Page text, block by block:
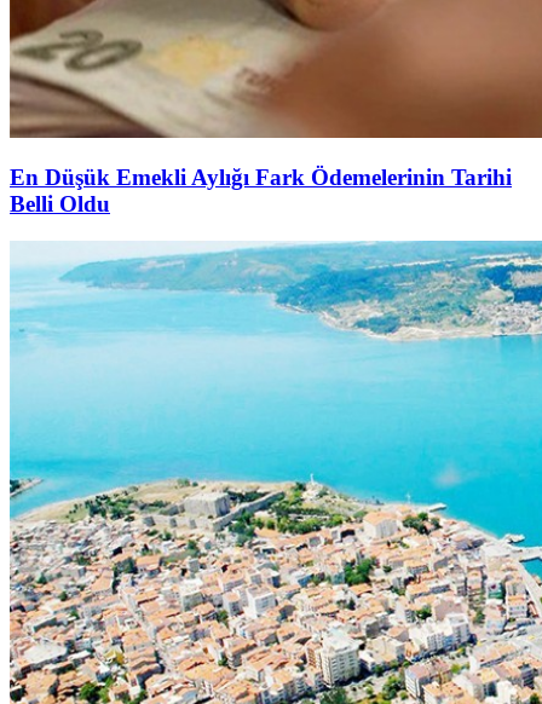
En Düşük Emekli Aylığı Fark Ödemelerinin Tarihi
Belli Oldu